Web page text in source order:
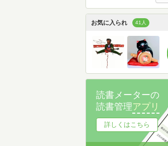
お気に入られ 41人
読書メーターの
読書管理アプリ
詳しくはこちら